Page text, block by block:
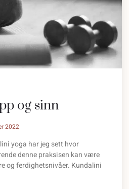
og sinn
2022
yoga har jeg sett hvor
denne praksisen kan være
og ferdighetsnivåer. Kundalini